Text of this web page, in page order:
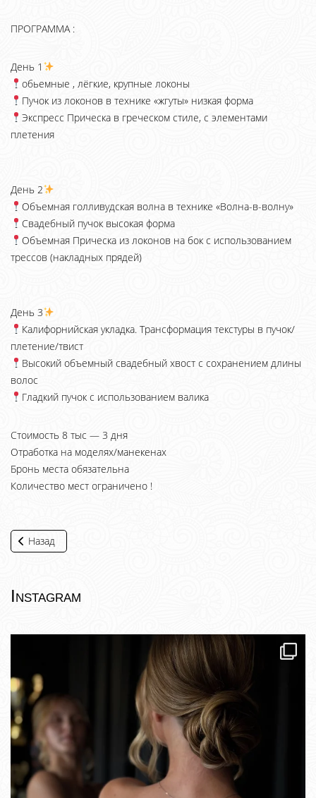
ПРОГРАММА :
День 1
обьемные , лёгкие, крупные локоны
Пучок из локонов в технике «жгуты» низкая форма
Экспресс Прическа в греческом стиле, с элементами
плетения
День 2
Объемная голливудская волна в технике «Волна-в-волну»
Свадебный пучок высокая форма
Объемная Прическа из локонов на бок с использованием
трессов (накладных прядей)
День 3
Калифорнийская укладка. Трансформация текстуры в пучок/
плетение/твист
Высокий объемный свадебный хвост с сохранением длины
волос
Гладкий пучок с использованием валика
Стоимость 8 тыс — 3 дня
Отработка на моделях/манекенах
Бронь места обязательна
Количество мест ограничено !
Назад
Instagram